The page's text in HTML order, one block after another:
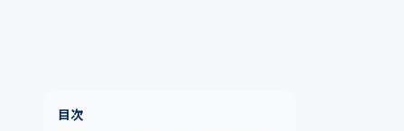
目次